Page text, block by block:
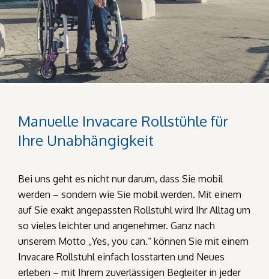
Manuelle Invacare Rollstühle für
Ihre Unabhängigkeit
Bei uns geht es nicht nur darum, dass Sie mobil
werden – sondern wie Sie mobil werden. Mit einem
auf Sie exakt angepassten Rollstuhl wird Ihr Alltag um
so vieles leichter und angenehmer. Ganz nach
unserem Motto „Yes, you can.“ können Sie mit einem
Invacare Rollstuhl einfach losstarten und Neues
erleben – mit Ihrem zuverlässigen Begleiter in jeder